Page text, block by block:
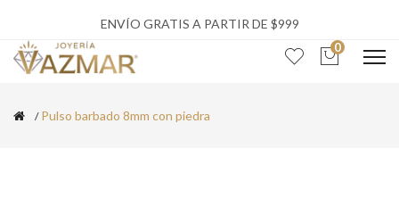
ENVÍO GRATIS A PARTIR DE $999
0
Pulso barbado 8mm con piedra